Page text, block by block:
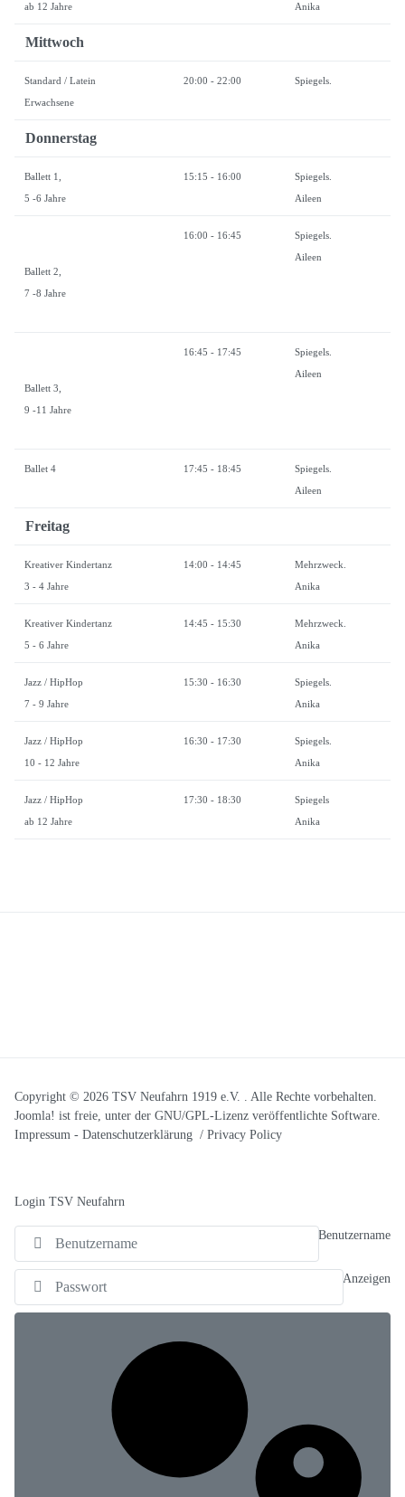
ab 12 Jahre Anika
Mittwoch
Standard / Latein
Erwachsene
20:00 - 22:00 Spiegels.
Donnerstag
Ballett 1,
5 -6 Jahre
15:15 - 16:00 Spiegels.
Aileen
Ballett 2,
7 -8 Jahre
16:00 - 16:45 Spiegels.
Aileen
Ballett 3,
9 -11 Jahre
16:45 - 17:45 Spiegels.
Aileen
Ballet 4 17:45 - 18:45 Spiegels.
Aileen
Freitag
Kreativer Kindertanz
3 - 4 Jahre
14:00 - 14:45 Mehrzweck.
Anika
Kreativer Kindertanz
5 - 6 Jahre
14:45 - 15:30 Mehrzweck.
Anika
Jazz / HipHop
7 - 9 Jahre
15:30 - 16:30 Spiegels.
Anika
Jazz / HipHop
10 - 12 Jahre
16:30 - 17:30 Spiegels.
Anika
Jazz / HipHop
ab 12 Jahre
17:30 - 18:30 Spiegels
Anika
Copyright © 2026 TSV Neufahrn 1919 e.V. . Alle Rechte vorbehalten.
Joomla! ist freie, unter der GNU/GPL-Lizenz veröffentlichte Software.
Impressum - Datenschutzerklärung / Privacy Policy
Login TSV Neufahrn
Benutzername
Anzeigen